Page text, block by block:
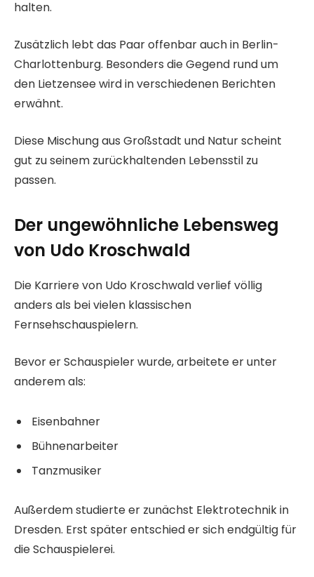
halten.
Zusätzlich lebt das Paar offenbar auch in Berlin-
Charlottenburg. Besonders die Gegend rund um
den Lietzensee wird in verschiedenen Berichten
erwähnt.
Diese Mischung aus Großstadt und Natur scheint
gut zu seinem zurückhaltenden Lebensstil zu
passen.
Der ungewöhnliche Lebensweg
von Udo Kroschwald
Die Karriere von Udo Kroschwald verlief völlig
anders als bei vielen klassischen
Fernsehschauspielern.
Bevor er Schauspieler wurde, arbeitete er unter
anderem als:
Eisenbahner
Bühnenarbeiter
Tanzmusiker
Außerdem studierte er zunächst Elektrotechnik in
Dresden. Erst später entschied er sich endgültig für
die Schauspielerei.